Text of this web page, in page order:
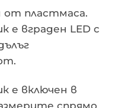
от пластмаса.
е вграден LED с
е включен в